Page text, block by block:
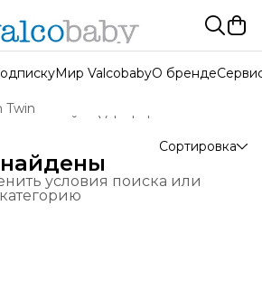
Мир ValcobabyО бренде
Twin
для двойни Valcobaby
Сортировка
условия поиска или